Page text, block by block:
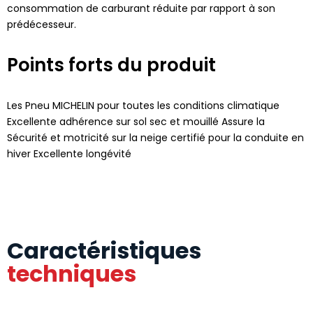
consommation de carburant réduite par rapport à son
prédécesseur.
Points forts du produit
Les Pneu MICHELIN pour toutes les conditions climatique
Excellente adhérence sur sol sec et mouillé Assure la
Sécurité et motricité sur la neige certifié pour la conduite en
hiver Excellente longévité
Caractéristiques
techniques